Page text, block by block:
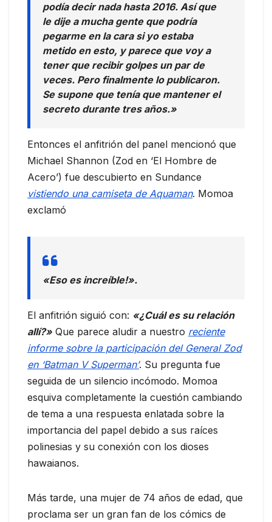
podía decir nada hasta 2016. Así que
le dije a mucha gente que podría
pegarme en la cara si yo estaba
metido en esto, y parece que voy a
tener que recibir golpes un par de
veces. Pero finalmente lo publicaron.
Se supone que tenía que mantener el
secreto durante tres años.»
Entonces el anfitrión del panel mencionó que
Michael Shannon (Zod en ‘El Hombre de
Acero’) fue descubierto en Sundance
vistiendo una camiseta de Aquaman. Momoa
exclamó
«Eso es increíble!».
El anfitrión siguió con: «¿Cuál es su relación
allí?» Que parece aludir a nuestro reciente
informe sobre la participación del General Zod
en ‘Batman V Superman’. Su pregunta fue
seguida de un silencio incómodo. Momoa
esquiva completamente la cuestión cambiando
de tema a una respuesta enlatada sobre la
importancia del papel debido a sus raíces
polinesias y su conexión con los dioses
hawaianos.
Más tarde, una mujer de 74 años de edad, que
proclama ser un gran fan de los cómics de